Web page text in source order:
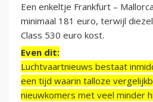
Een enkeltje Frankfurt –
minimaal 181 euro, terwijl
Class 530 euro kost.
Even dit:
Luchtvaartnieuws bestaat
een tijd waarin talloze
nieuwkomers met veel minder